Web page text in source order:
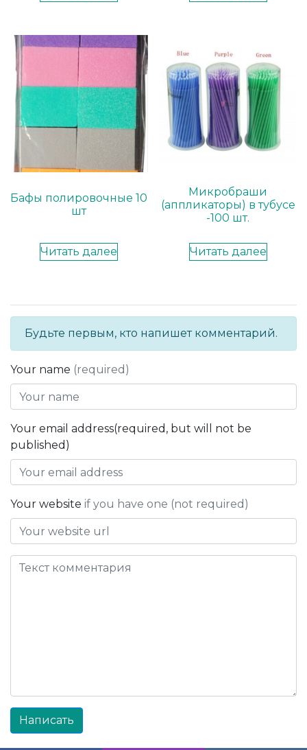
Бафы полировочные 10
шт
Читать далее
Микробраши
(аппликаторы) в тубусе
-100 шт.
Читать далее
Будьте первым, кто напишет комментарий.
Your name (required)
Your email address(required, but will not be
published)
Your website if you have one (not required)